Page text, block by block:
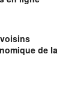
?
le Koweït et la
entièrement
experts
inégalité
de la